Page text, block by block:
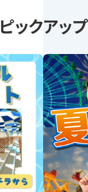
ピックアップ